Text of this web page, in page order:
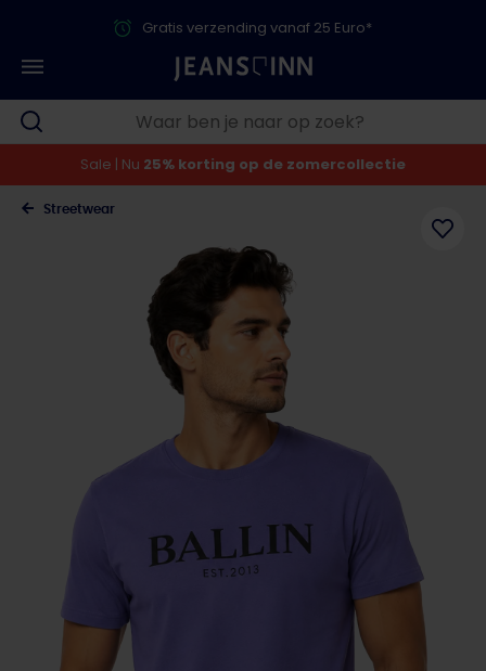
Gratis verzending vanaf 25 Euro*
Sale | Nu 25% korting op de zomercollectie
Streetwear